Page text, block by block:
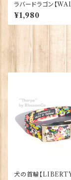
ラバードラゴン【
e Products 90385
¥1,980
犬の首輪【